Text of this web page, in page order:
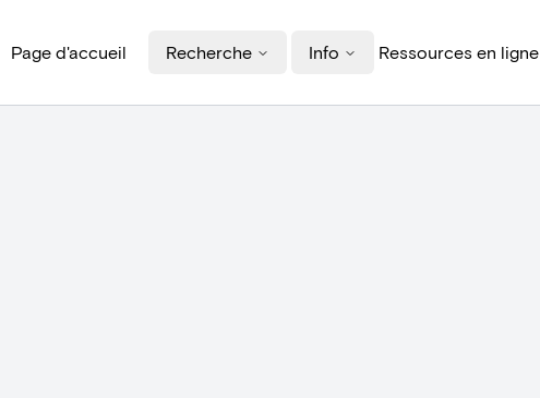
Page d'accueil Recherche Info Ressources en ligne